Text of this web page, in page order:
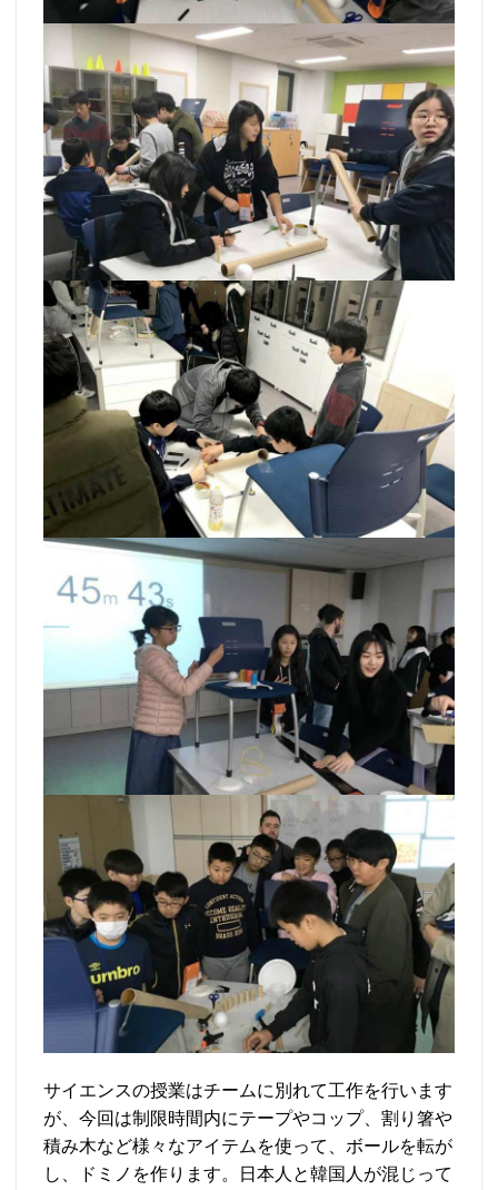
サイエンスの授業はチームに別れて工作を行います
が、今回は制限時間内にテープやコップ、割り箸や
積み木など様々なアイテムを使って、ボールを転が
し、ドミノを作ります。日本人と韓国人が混じって